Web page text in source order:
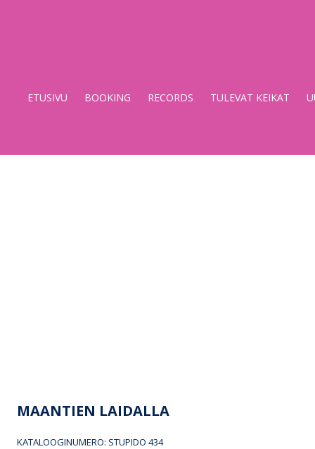
&
ETUSIVU BOOKING RECORDS TULEVAT KEIKAT
MAANTIEN LAIDALLA
KATALOOGINUMERO: STUPIDO 434